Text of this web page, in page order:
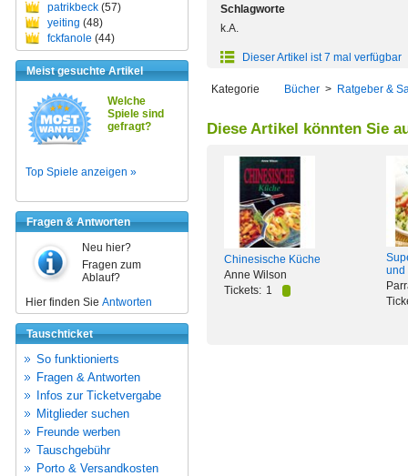
patrikbeck (57)
yeiting (48)
fckfanole (44)
Meist gesuchte Artikel
Welche
Spiele sind
gefragt?
Top Spiele anzeigen »
Fragen & Antworten
Neu hier?
Fragen zum
Ablauf?
Hier finden Sie Antworten
Tauschticket
So funktionierts
Fragen & Antworten
Infos zur Ticketvergabe
Mitglieder suchen
Freunde werben
Tauschgebühr
Porto & Versandkosten
Schlagworte
k.A.
Dieser Artikel ist 7 mal verfügbar
Kategorie Bücher > Ratgeber &
Diese Artikel könnten Sie
Chinesische Küche
Anne Wilson
Tickets: 1
und